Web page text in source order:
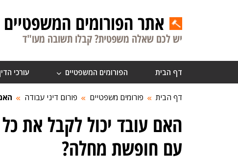
אתר הפורומים המשפטיים
יש לכם שאלה משפטית? קבלו תשובה מעו"ד
דף הבית הפורומים המשפטיים עורכי
דף הבית פורומים משפטיים פורום דיני עבודה
האם עובד יכול לקבל את
עם חופשת מחלה?